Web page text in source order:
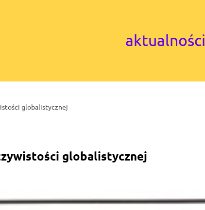
aktualności
globalistycznej
globalistycznej